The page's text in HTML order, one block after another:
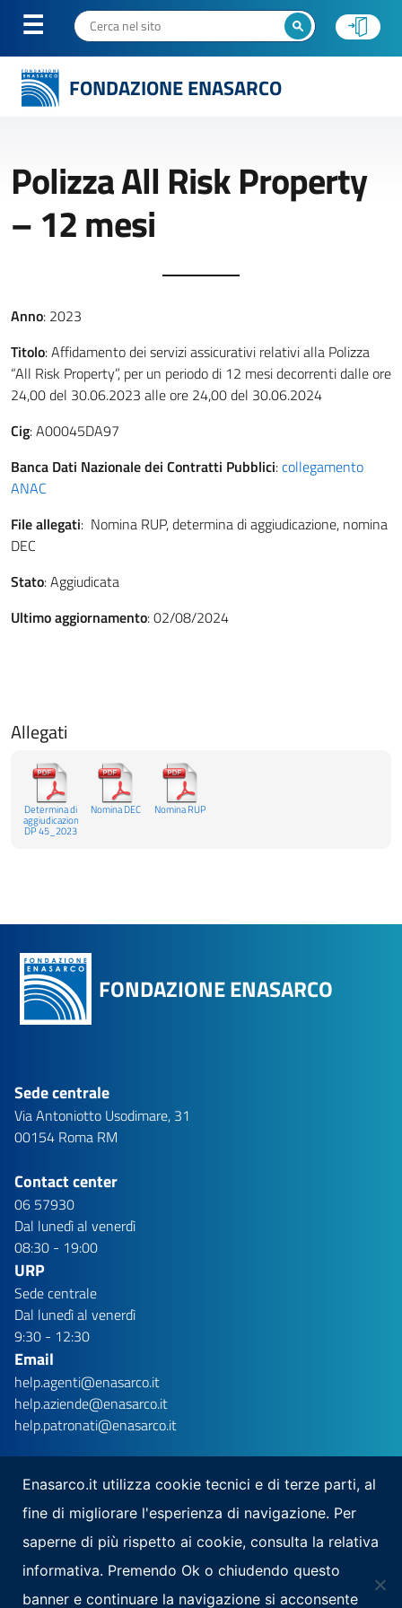
FONDAZIONE ENASARCO
Polizza All Risk Property
– 12 mesi
Anno: 2023
Titolo: Affidamento dei servizi assicurativi relativi alla Polizza
“All Risk Property”, per un periodo di 12 mesi decorrenti dalle ore
24,00 del 30.06.2023 alle ore 24,00 del 30.06.2024
Cig: A00045DA97
Banca Dati Nazionale dei Contratti Pubblici:collegamento
ANAC
File allegati: Nomina RUP, determina di aggiudicazione, nomina
DEC
Stato: Aggiudicata
Ultimo aggiornamento: 02/08/2024
Allegati
Determina di
aggiudicazione
DP 45_2023
Nomina DEC Nomina RUP
FONDAZIONE ENASARCO
Sede centrale
Via Antoniotto Usodimare, 31
00154 Roma RM
Contact center
06 57930
Dal lunedì al venerdì
08:30 - 19:00
URP
Sede centrale
Dal lunedì al venerdì
9:30 - 12:30
Email
help.agenti@enasarco.it
help.aziende@enasarco.it
help.patronati@enasarco.it
Scarica la nostra app per mobile
Enasarco.it utilizza cookie tecnici e di terze parti, al
fine di migliorare l'esperienza di navigazione. Per
saperne di più rispetto ai cookie, consulta la relativa
informativa. Premendo Ok o chiudendo questo
banner e continuare la navigazione si acconsente